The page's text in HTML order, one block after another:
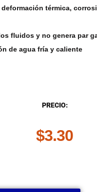
deformación térmica,
fluidos y no genera par
de agua fría y caliente
PRECIO:
$3.30